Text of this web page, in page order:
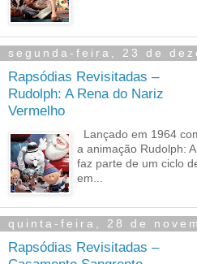
segunda-feira, 23 de
Rapsódias Revisitadas –
Rudolph: A Rena do Nariz
Vermelho
Lançado em 1964
a animação Rudolph:
faz parte de um ciclo
em...
quinta-feira, 28 de
Rapsódias Revisitadas –